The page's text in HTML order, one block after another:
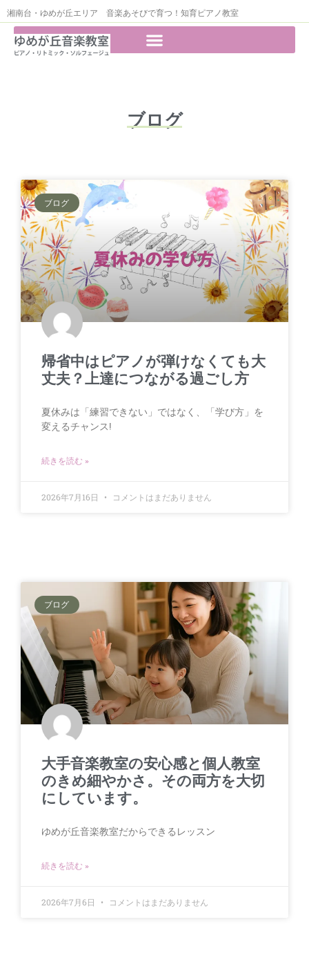
湘南台・ゆめが丘エリア 音楽あそびで育つ！知育ピアノ教室
ブログ
ブログ
帰省中はピアノが弾けなくても大
丈夫？上達につながる過ごし方
夏休みは「練習できない」ではなく、「学び方」を
変えるチャンス!
続きを読む »
2026年7月16日 コメントはまだありません
ブログ
大手音楽教室の安心感と個人教室
のきめ細やかさ。その両方を大切
にしています。
ゆめが丘音楽教室だからできるレッスン
続きを読む »
2026年7月6日 コメントはまだありません